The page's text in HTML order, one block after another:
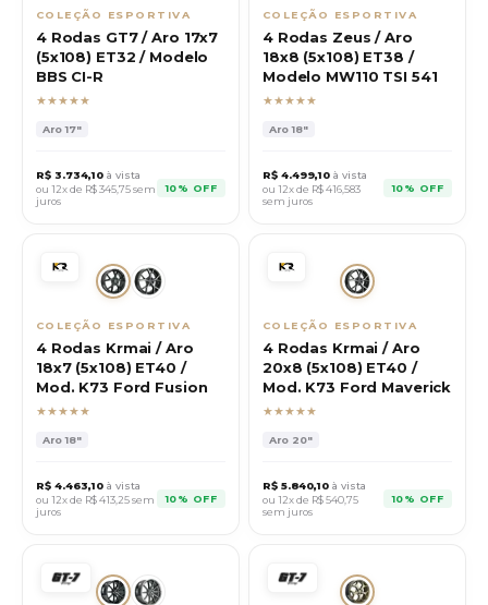
COLEÇÃO ESPORTIVA
4 Rodas GT7 / Aro 17x7
(5x108) ET32 / Modelo
BBS CI-R
★★★★★
Aro17"
R$ 3.734,10 à vista
ou 12x de R$345,75sem
juros
10% OFF
COLEÇÃO ESPORTIVA
4 Rodas Zeus / Aro
18x8 (5x108) ET38 /
Modelo MW110 TSI 541
★★★★★
Aro18"
R$ 4.499,10 à vista
ou 12x de R$416,583
sem juros
10% OFF
COLEÇÃO ESPORTIVA
4 Rodas Krmai / Aro
18x7 (5x108) ET40 /
Mod. K73 Ford Fusion
★★★★★
Aro18"
R$ 4.463,10 à vista
ou 12x de R$413,25sem
juros
10% OFF
COLEÇÃO ESPORTIVA
4 Rodas Krmai / Aro
20x8 (5x108) ET40 /
Mod. K73 Ford Maverick
★★★★★
Aro 20"
R$ 5.840,10 à vista
ou 12x de R$540,75
sem juros
10% OFF